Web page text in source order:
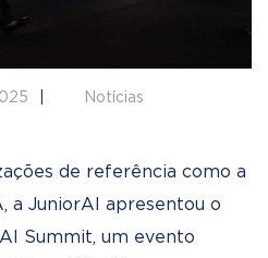
Notícias
de referência como a
a JuniorAI apresentou o
Summit, um evento